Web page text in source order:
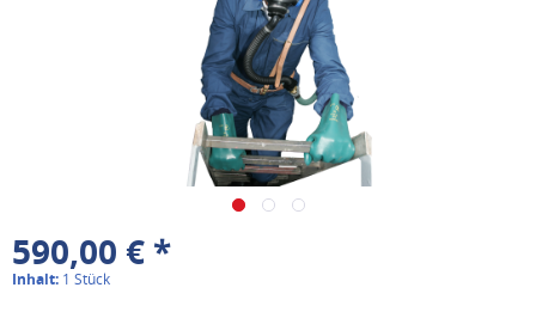
590,00 € *
Inhalt: 1 Stück